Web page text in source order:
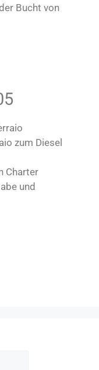
Bucht von
zum Diesel
Charter
und